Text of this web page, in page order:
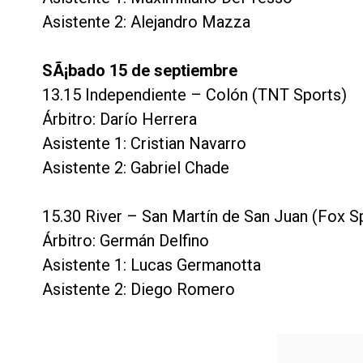
Asistente 2: Alejandro Mazza
SÃ¡bado 15 de septiembre
13.15 Independiente – Colón (TNT Sports)
Árbitro: Darío Herrera
Asistente 1: Cristian Navarro
Asistente 2: Gabriel Chade
15.30 River – San Martín de San Juan (Fox
Árbitro: Germán Delfino
Asistente 1: Lucas Germanotta
Asistente 2: Diego Romero